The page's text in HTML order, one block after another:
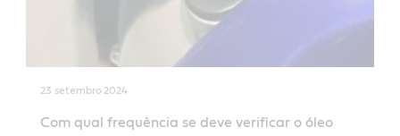
23 setembro 2024
Com qual frequência se deve verificar o óleo